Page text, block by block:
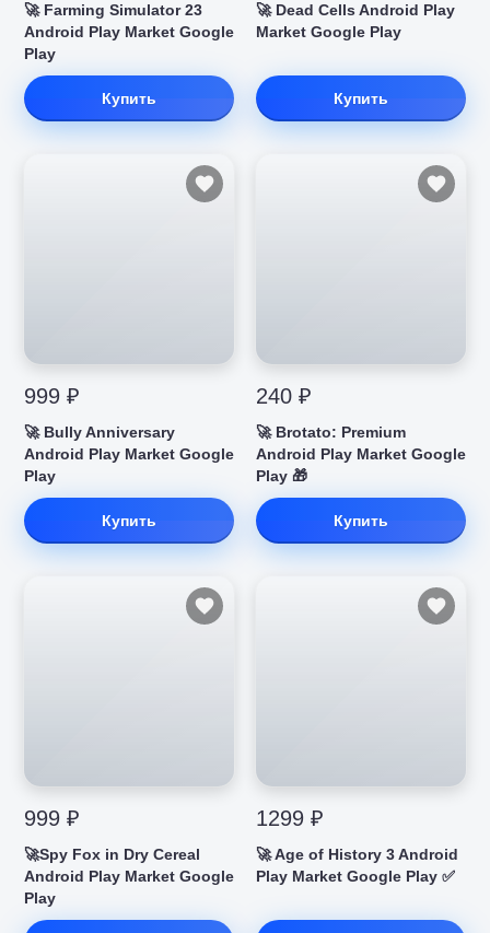
🚀 Farming Simulator 23
Android Play Market Google
Play
Купить
🚀 Dead Cells Android Play
Market Google Play
Купить
999 ₽
🚀 Bully Anniversary
Android Play Market Google
Play
Купить
240 ₽
🚀 Brotato: Premium
Android Play Market Google
Play 🎁
Купить
999 ₽
🚀Spy Fox in Dry Cereal
Android Play Market Google
Play
1299 ₽
🚀 Age of History 3 Android
Play Market Google Play ✅